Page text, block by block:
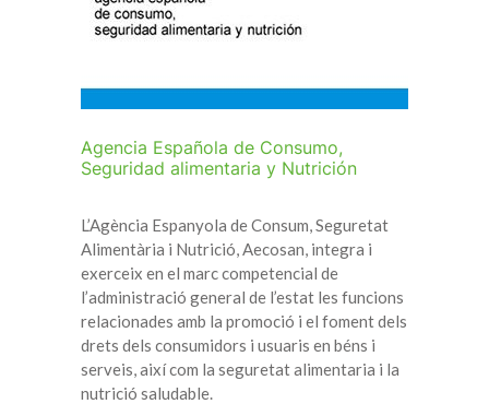
Agencia Española de Consumo,
Seguridad alimentaria y Nutrición
L’Agència Espanyola de Consum, Seguretat
Alimentària i Nutrició, Aecosan, integra i
exerceix en el marc competencial de
l’administració general de l’estat les funcions
relacionades amb la promoció i el foment dels
drets dels consumidors i usuaris en béns i
serveis, així com la seguretat alimentaria i la
nutrició saludable.